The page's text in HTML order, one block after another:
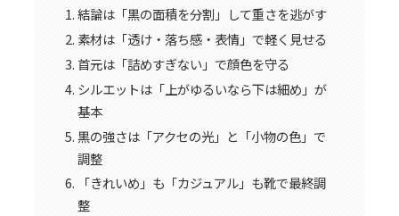
結論は「黒の面積を分割」して重さを逃がす
素材は「透け・落ち感・表情」で軽く見せる
首元は「詰めすぎない」で顔色を守る
シルエットは「上がゆるいなら下は細め」が
基本
黒の強さは「アクセの光」と「小物の色」で
調整
「きれいめ」も「カジュアル」も靴で最終調
整